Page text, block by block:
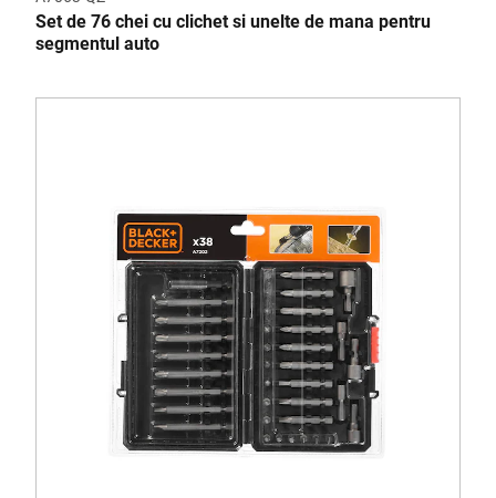
Set de 76 chei cu clichet si unelte de mana pentru
segmentul auto